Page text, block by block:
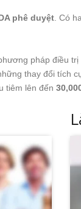
phê duyệt. Có
pháp điều
thay đổi tích
tiêm lên đến